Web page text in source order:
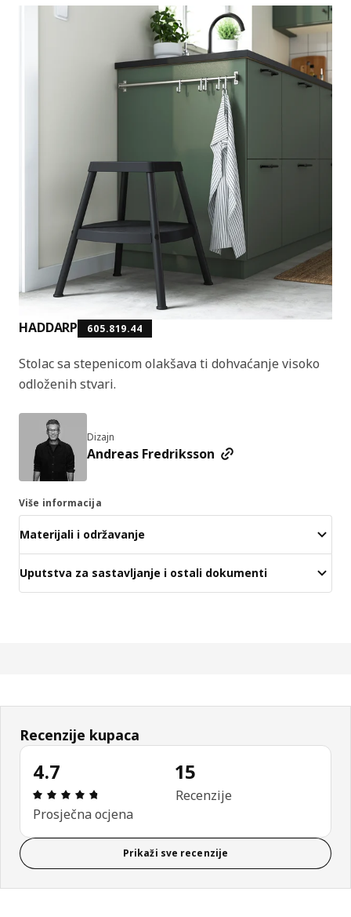
HADDARP 605.819.44
Stolac sa stepenicom olakšava ti dohvaćanje visoko
odloženih stvari.
Dizajn
Andreas Fredriksson
Više informacija
Materijali i održavanje
Uputstva za sastavljanje i ostali dokumenti
Recenzije kupaca
4.7
Ocjena i recenzija: 4.7 od 5 zvjezdica. Ukupno
Prosječna ocjena
15
Recenzije
Prikaži sve recenzije